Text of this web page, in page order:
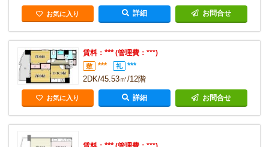
お気に入り 詳細 お問合せ
賃料： ***(管理費：***)
敷 *** 礼
***
2DK/45.53㎡/12階
お気に入り 詳細 お問合せ